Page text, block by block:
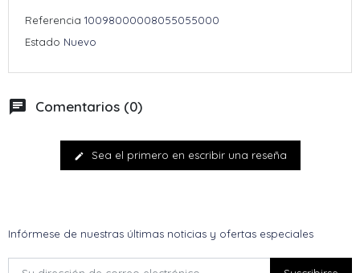
Referencia 10098000008055055000
Estado Nuevo
chat Comentarios (0)
edit Sea el primero en escribir una reseña
Infórmese de nuestras últimas noticias y ofertas especiales